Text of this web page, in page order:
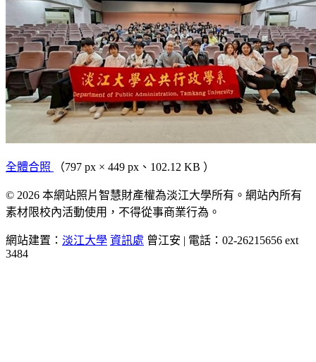
全體合照 （797 px × 449 px、102.12 KB ）
© 2026 本網站照片智慧財產權為淡江大學所有。網站內所有
素材限校內活動使用，不得從事商業行為。
網站建置： 淡江大學 資訊處 曾江安 | 電話：02-26215656 ext
3484